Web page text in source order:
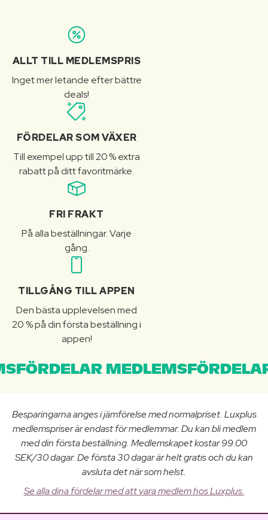
ALLT TILL MEDLEMSPRIS
Inget mer letande efter bättre
deals!
FÖRDELAR SOM VÄXER
Till exempel upp till 20 % extra
rabatt på ditt favoritmärke.
FRI FRAKT
På alla beställningar. Varje
gång.
TILLGÅNG TILL APPEN
Den bästa upplevelsen med
20 % på din första beställning i
appen!
Besparingarna anges i jämförelse med normalpriset. Luxplus
medlemspriser är endast för medlemmar. Du kan bli medlem
med din första beställning. Medlemskapet kostar 99.00
SEK/30 dagar. De första 30 dagar är helt gratis och du kan
avsluta det när som helst.
Se alla dina fördelar med att vara medlem hos Luxplus.